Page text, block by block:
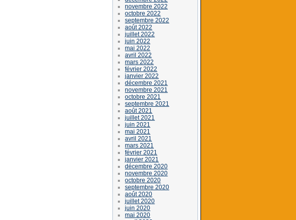
novembre 2022
octobre 2022
septembre 2022
août 2022
juillet 2022
juin 2022
mai 2022
avril 2022
mars 2022
février 2022
janvier 2022
décembre 2021
novembre 2021
octobre 2021
septembre 2021
août 2021
juillet 2021
juin 2021
mai 2021
avril 2021
mars 2021
février 2021
janvier 2021
décembre 2020
novembre 2020
octobre 2020
septembre 2020
août 2020
juillet 2020
juin 2020
mai 2020